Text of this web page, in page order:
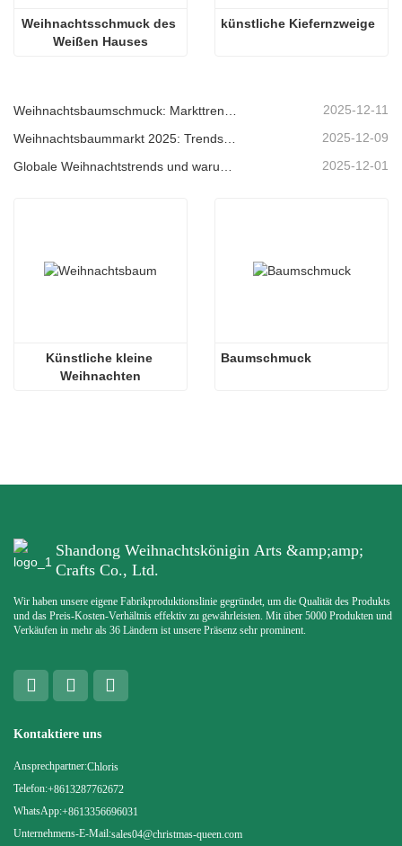
Weihnachtsschmuck des
Weißen Hauses
künstliche Kiefernzweige
2025-12-11
2025-12-09
Globale Weihnachtstrends und warum Christmas Queen weiterhin Marktführer bleibt 2025-12-01
Künstliche kleine
Weihnachten
Baumschmuck
Shandong Weihnachtskönigin Arts &amp;amp;
Crafts Co., Ltd.
Wir haben unsere eigene Fabrikproduktionslinie gegründet, um die Qualität des Produkts
und das Preis-Kosten-Verhältnis effektiv zu gewährleisten. Mit über 5000 Produkten und
Verkäufen in mehr als 36 Ländern ist unsere Präsenz sehr prominent.
Kontaktiere uns
Ansprechpartner:Chloris
Telefon:+8613287762672
WhatsApp:+8613356696031
Unternehmens-E-Mail:sales04@christmas-queen.com